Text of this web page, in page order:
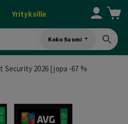
Yrityksille
Koko Suomi
Security 2026 | jopa -67 %